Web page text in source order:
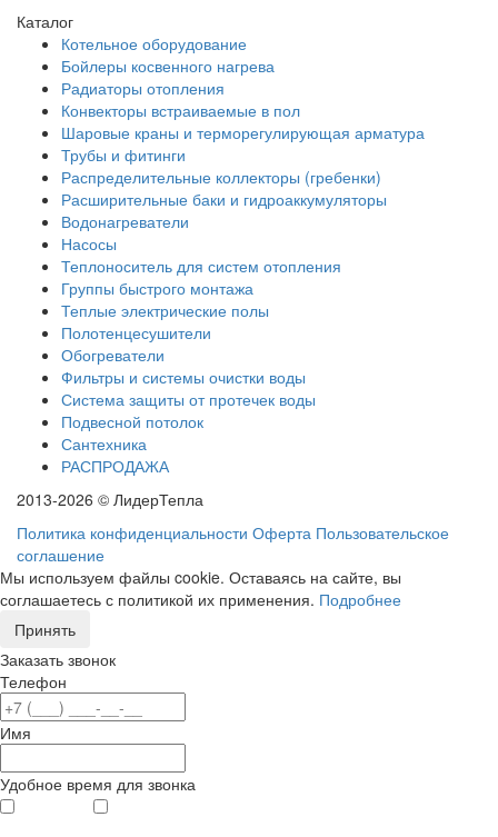
Каталог
Котельное оборудование
Бойлеры косвенного нагрева
Радиаторы отопления
Конвекторы встраиваемые в пол
Шаровые краны и терморегулирующая арматура
Трубы и фитинги
Распределительные коллекторы (гребенки)
Расширительные баки и гидроаккумуляторы
Водонагреватели
Насосы
Теплоноситель для систем отопления
Группы быстрого монтажа
Теплые электрические полы
Полотенцесушители
Обогреватели
Фильтры и системы очистки воды
Система защиты от протечек воды
Подвесной потолок
Сантехника
РАСПРОДАЖА
2013-2026 © ЛидерТепла
Политика конфиденциальности Оферта Пользовательское
соглашение
Мы используем файлы cookie. Оставаясь на сайте, вы
соглашаетесь с политикой их применения. Подробнее
Принять
Заказать звонок
Телефон
Имя
Удобное время для звонка